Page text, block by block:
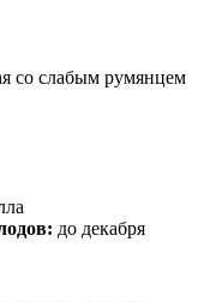
со слабым румянцем
до декабря